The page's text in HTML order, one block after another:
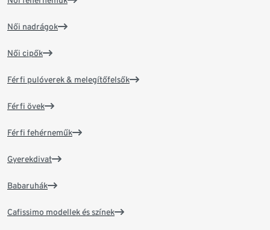
Női nadrágok
Női cipők
Férfi pulóverek & melegítőfelsők
Férfi övek
Férfi fehérneműk
Gyerekdivat
Babaruhák
Cafissimo modellek és színek